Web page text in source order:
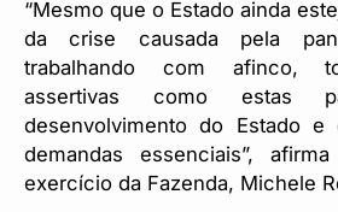
“Mesmo que o Estado ainda
da crise causada pela
trabalhando com afinco,
assertivas como estas
desenvolvimento do Estado e
demandas essenciais”,
exercício da Fazenda, Michele